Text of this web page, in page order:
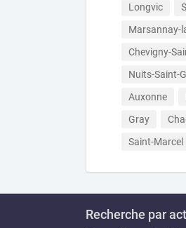
Longvic
Marsannay-
Chevigny-
Nuits-Saint-
Auxonne
Gray
Saint-Marcel
Recherche par